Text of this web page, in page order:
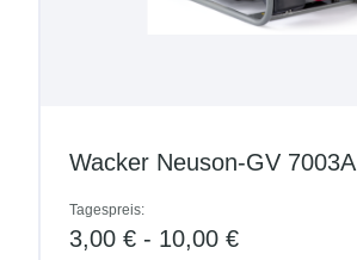
Wacker Neuson-GV 7003A
Tagespreis:
3,00 € - 10,00 €